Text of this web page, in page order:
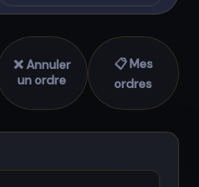
❌ Annuler
un ordre
📋 Mes
ordres